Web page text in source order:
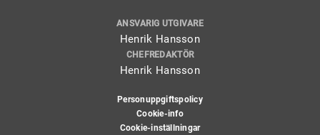
ANSVARIG UTGIVARE
Henrik Hansson
CHEFREDAKTÖR
Henrik Hansson
Personuppgiftspolicy
Cookie-info
Cookie-inställningar